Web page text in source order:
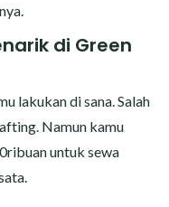
di Green
lakukan di sana. Salah
Namun kamu
untuk sewa